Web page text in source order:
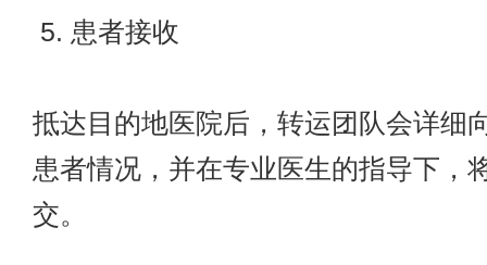
5. 患者接收
抵达目的地医院后，转运团队会详细
患者情况，并在专业医生的指导下，
交。